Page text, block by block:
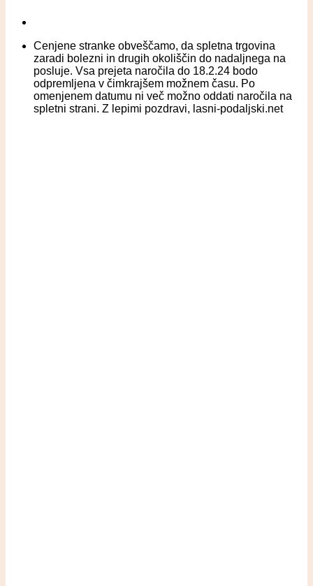
Cenjene stranke obveščamo, da spletna trgovina
zaradi bolezni in drugih okoliščin do nadaljnega na
posluje. Vsa prejeta naročila do 18.2.24 bodo
odpremljena v čimkrajšem možnem času. Po
omenjenem datumu ni več možno oddati naročila na
spletni strani. Z lepimi pozdravi, lasni-podaljski.net